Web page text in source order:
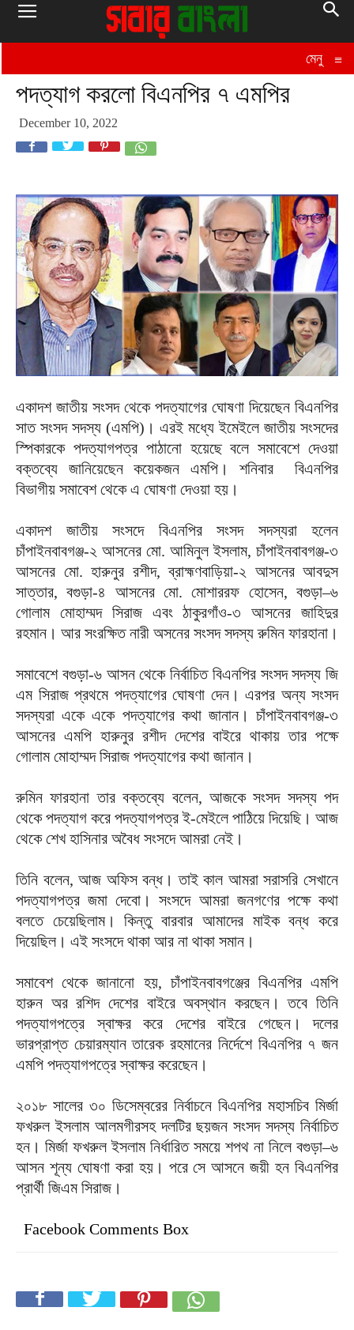
মেনু ≡
পদত্যাগ করলো বিএনপির ৭ এমপির
December 10, 2022
একাদশ জাতীয় সংসদ থেকে পদত্যাগের ঘোষণা দিয়েছেন বিএনপির
সাত সংসদ সদস্য (এমপি)। এরই মধ্যে ইমেইলে জাতীয় সংসদের
স্পিকারকে পদত্যাগপত্র পাঠানো হয়েছে বলে সমাবেশে দেওয়া
বক্তব্যে জানিয়েছেন কয়েকজন এমপি। শনিবার বিএনপির
বিভাগীয় সমাবেশ থেকে এ ঘোষণা দেওয়া হয়।
একাদশ জাতীয় সংসদে বিএনপির সংসদ সদস্যরা হলেন
চাঁপাইনবাবগঞ্জ-২ আসনের মো. আমিনুল ইসলাম, চাঁপাইনবাবগঞ্জ-৩
আসনের মো. হারুনুর রশীদ, ব্রাহ্মণবাড়িয়া-২ আসনের আবদুস
সাত্তার, বগুড়া-৪ আসনের মো. মোশাররফ হোসেন, বগুড়া–৬
গোলাম মোহাম্মদ সিরাজ এবং ঠাকুরগাঁও-৩ আসনের জাহিদুর
রহমান। আর সংরক্ষিত নারী অসনের সংসদ সদস্য রুমিন ফারহানা।
সমাবেশে বগুড়া-৬ আসন থেকে নির্বাচিত বিএনপির সংসদ সদস্য জি
এম সিরাজ প্রথমে পদত্যাগের ঘোষণা দেন। এরপর অন্য সংসদ
সদস্যরা একে একে পদত্যাগের কথা জানান। চাঁপাইনবাবগঞ্জ-৩
আসনের এমপি হারুনুর রশীদ দেশের বাইরে থাকায় তার পক্ষে
গোলাম মোহাম্মদ সিরাজ পদত্যাগের কথা জানান।
রুমিন ফারহানা তার বক্তব্যে বলেন, আজকে সংসদ সদস্য পদ
থেকে পদত্যাগ করে পদত্যাগপত্র ই-মেইলে পাঠিয়ে দিয়েছি। আজ
থেকে শেখ হাসিনার অবৈধ সংসদে আমরা নেই।
তিনি বলেন, আজ অফিস বন্ধ। তাই কাল আমরা সরাসরি সেখানে
পদত্যাগপত্র জমা দেবো। সংসদে আমরা জনগণের পক্ষে কথা
বলতে চেয়েছিলাম। কিন্তু বারবার আমাদের মাইক বন্ধ করে
দিয়েছিল। এই সংসদে থাকা আর না থাকা সমান।
সমাবেশ থেকে জানানো হয়, চাঁপাইনবাবগঞ্জের বিএনপির এমপি
হারুন অর রশিদ দেশের বাইরে অবস্থান করছেন। তবে তিনি
পদত্যাগপত্রে স্বাক্ষর করে দেশের বাইরে গেছেন। দলের
ভারপ্রাপ্ত চেয়ারম্যান তারেক রহমানের নির্দেশে বিএনপির ৭ জন
এমপি পদত্যাগপত্রে স্বাক্ষর করেছেন।
২০১৮ সালের ৩০ ডিসেম্বরের নির্বাচনে বিএনপির মহাসচিব মির্জা
ফখরুল ইসলাম আলমগীরসহ দলটির ছয়জন সংসদ সদস্য নির্বাচিত
হন। মির্জা ফখরুল ইসলাম নির্ধারিত সময়ে শপথ না নিলে বগুড়া–৬
আসন শূন্য ঘোষণা করা হয়। পরে সে আসনে জয়ী হন বিএনপির
প্রার্থী জিএম সিরাজ।
Facebook Comments Box